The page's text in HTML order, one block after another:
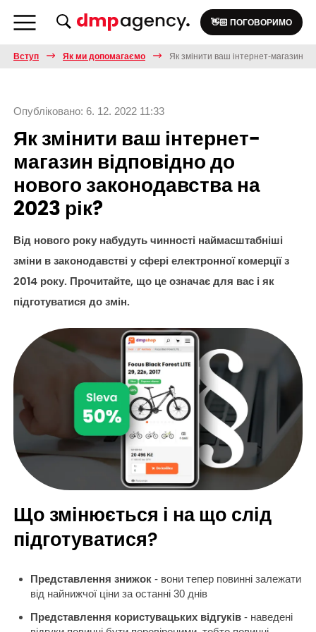
👋🏻 ПОГОВОРИМО
Вступ Як ми допомагаємо Як змінити ваш інтернет-магазин
Опубліковано: 6. 12. 2022 11:33
Як змінити ваш інтернет-
магазин відповідно до
нового законодавства на
2023 рік?
Від нового року набудуть чинності наймасштабніші
зміни в законодавстві у сфері електронної комерції з
2014 року. Прочитайте, що це означає для вас і як
підготуватися до змін.
Що змінюється і на що слід
підготуватися?
Представлення знижок - вони тепер повинні залежати
від найнижчої ціни за останні 30 днів
Представлення користувацьких відгуків - наведені